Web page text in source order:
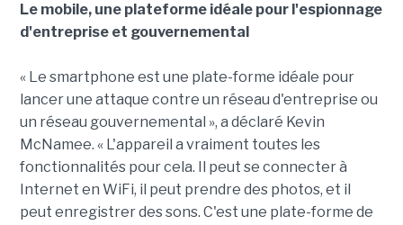
Le mobile, une plateforme idéale pour l'espionnage
d'entreprise et gouvernemental
« Le smartphone est une plate-forme idéale pour
lancer une attaque contre un réseau d'entreprise ou
un réseau gouvernemental », a déclaré Kevin
McNamee. « L'appareil a vraiment toutes les
fonctionnalités pour cela. Il peut se connecter à
Internet en WiFi, il peut prendre des photos, et il
peut enregistrer des sons. C'est une plate-forme de